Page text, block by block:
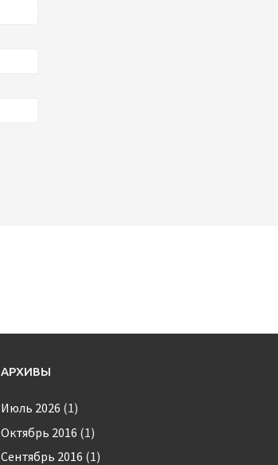
АРХИВЫ
Июль 2026 (1)
Октябрь 2016 (1)
Сентябрь 2016 (1)